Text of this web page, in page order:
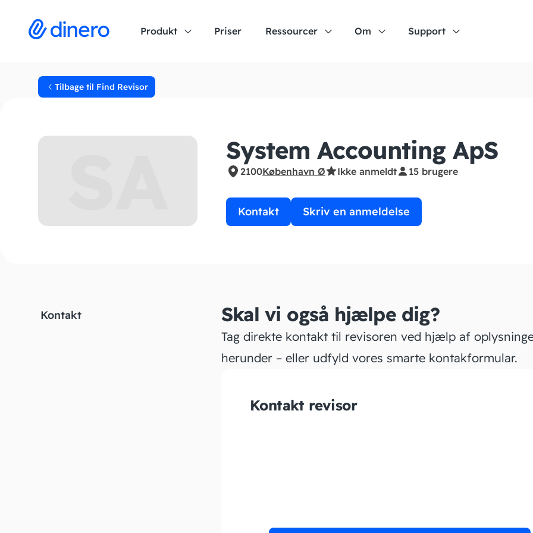
Produkt Priser Ressourcer Om Support
Tilbage til Find Revisor
System Accounting ApS
2100København Ø Ikke anmeldt 15 brugere
Kontakt Skriv en anmeldelse
Kontakt Skal vi også hjælpe dig?
Tag direkte kontakt til revisoren ved hjælp af
herunder – eller udfyld vores smarte kontakformular.
Kontakt revisor